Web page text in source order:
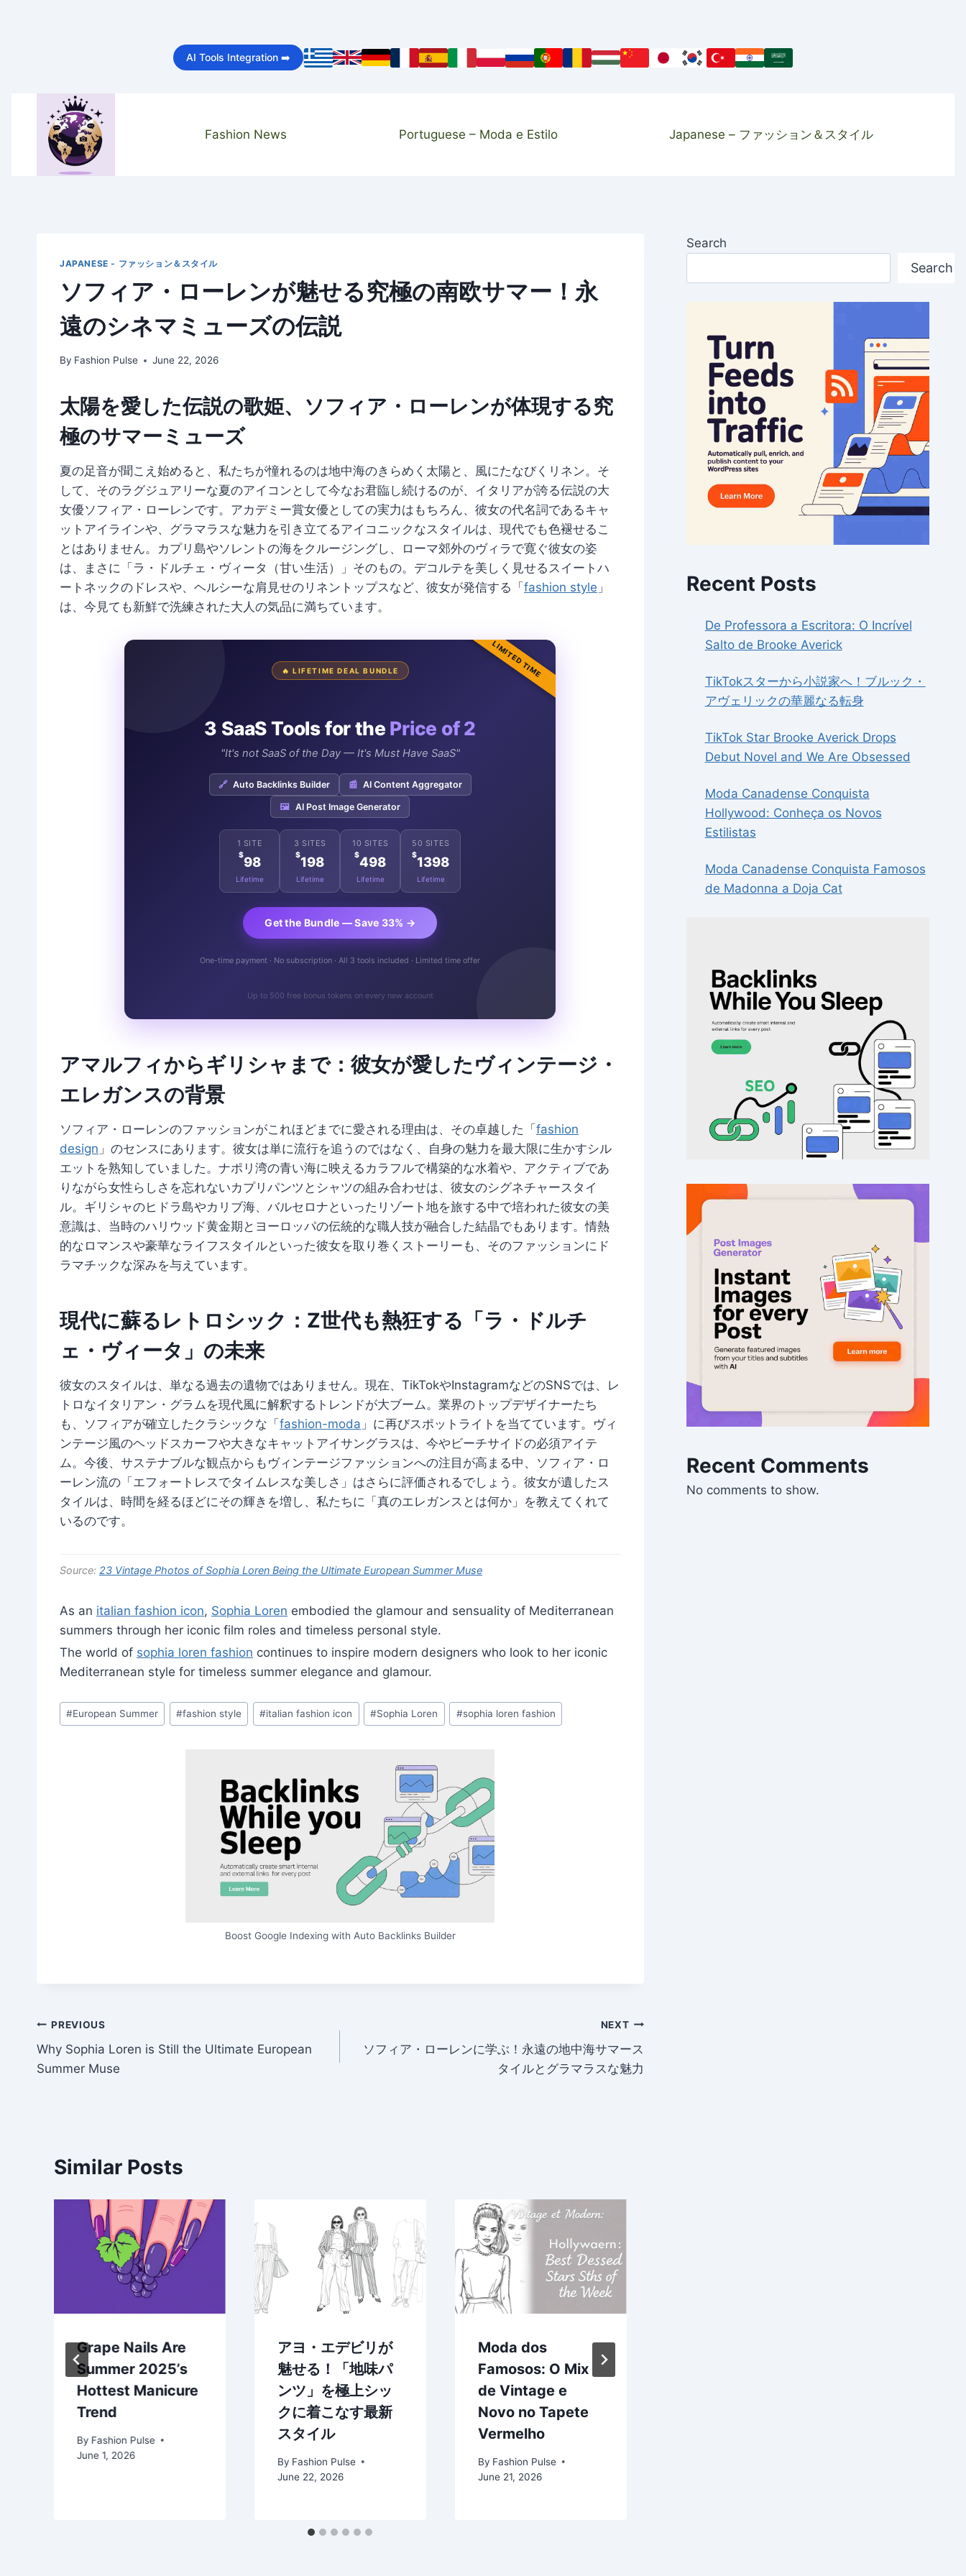
AI Tools Integration ➡️
Fashion News Portuguese – Moda e Estilo Japanese – ファッション＆スタイル
JAPANESE - ファッション＆スタイル
ソフィア・ローレンが魅せる究極の南欧サマー！永
遠のシネマミューズの伝説
By Fashion Pulse June 22, 2026
太陽を愛した伝説の歌姫、ソフィア・ローレンが体現する究
極のサマーミューズ
夏の足音が聞こえ始めると、私たちが憧れるのは地中海のきらめく太陽と、風にたなびくリネン。そ
して、そのラグジュアリーな夏のアイコンとして今なお君臨し続けるのが、イタリアが誇る伝説の大
女優ソフィア・ローレンです。アカデミー賞女優としての実力はもちろん、彼女の代名詞であるキャ
ットアイラインや、グラマラスな魅力を引き立てるアイコニックなスタイルは、現代でも色褪せるこ
とはありません。カプリ島やソレントの海をクルージングし、ローマ郊外のヴィラで寛ぐ彼女の姿
は、まさに「ラ・ドルチェ・ヴィータ（甘い生活）」そのもの。デコルテを美しく見せるスイートハ
ートネックのドレスや、ヘルシーな肩見せのリネントップスなど、彼女が発信する「 fashion style 」
は、今見ても新鮮で洗練された大人の気品に満ちています。
LIMITED TIME
🔥 LIFETIME DEAL BUNDLE
3 SaaS Tools for the Price of 2
"It's not SaaS of the Day — It's Must Have SaaS"
🔗 Auto Backlinks Builder 📰 AI Content Aggregator
🖼️ AI Post Image Generator
1 SITE
$98
Lifetime
3 SITES
$198
Lifetime
10 SITES
$498
Lifetime
50 SITES
$1398
Lifetime
Get the Bundle — Save 33% →
One-time payment · No subscription · All 3 tools included · Limited time offer
Up to 500 free bonus tokens on every new account
アマルフィからギリシャまで：彼女が愛したヴィンテージ・
エレガンスの背景
ソフィア・ローレンのファッションがこれほどまでに愛される理由は、その卓越した「fashion
design 」のセンスにあります。彼女は単に流行を追うのではなく、自身の魅力を最大限に生かすシル
エットを熟知していました。ナポリ湾の青い海に映えるカラフルで構築的な水着や、アクティブであ
りながら女性らしさを忘れないカプリパンツとシャツの組み合わせは、彼女のシグネチャースタイ
ル。ギリシャのヒドラ島やカリブ海、バルセロナといったリゾート地を旅する中で培われた彼女の美
意識は、当時のハリウッド黄金期とヨーロッパの伝統的な職人技が融合した結晶でもあります。情熱
的なロマンスや豪華なライフスタイルといった彼女を取り巻くストーリーも、そのファッションにド
ラマチックな深みを与えています。
現代に蘇るレトロシック：Z世代も熱狂する「ラ・ドルチ
ェ・ヴィータ」の未来
彼女のスタイルは、単なる過去の遺物ではありません。現在、TikTokやInstagramなどのSNSでは、レ
トロなイタリアン・グラムを現代風に解釈するトレンドが大ブーム。業界のトップデザイナーたち
も、ソフィアが確立したクラシックな「fashion-moda 」に再びスポットライトを当てています。ヴィ
ンテージ風のヘッドスカーフや大きなキャットアイサングラスは、今やビーチサイドの必須アイテ
ム。今後、サステナブルな観点からもヴィンテージファッションへの注目が高まる中、ソフィア・ロ
ーレン流の「エフォートレスでタイムレスな美しさ」はさらに評価されるでしょう。彼女が遺したス
タイルは、時間を経るほどにその輝きを増し、私たちに「真のエレガンスとは何か」を教えてくれて
いるのです。
Source: 23 Vintage Photos of Sophia Loren Being the Ultimate European Summer Muse
As an italian fashion icon, Sophia Loren embodied the glamour and sensuality of Mediterranean
summers through her iconic film roles and timeless personal style.
The world of sophia loren fashion continues to inspire modern designers who look to her iconic
Mediterranean style for timeless summer elegance and glamour.
Post
Tags:
#European Summer #fashion style #italian fashion icon #Sophia Loren #sophia loren fashion
Boost Google Indexing with Auto Backlinks Builder
Post
navigation
PREVIOUS
Why Sophia Loren is Still the Ultimate European
Summer Muse
NEXT
ソフィア・ローレンに学ぶ！永遠の地中海サマース
タイルとグラマラスな魅力
Similar Posts
Grape Nails Are
Summer 2025’s
Hottest Manicure
Trend
By Fashion Pulse
June 1, 2026
アヨ・エデビリが
魅せる！「地味パ
ンツ」を極上シッ
クに着こなす最新
スタイル
By Fashion Pulse
June 22, 2026
Moda dos
Famosos: O Mix
de Vintage e
Novo no Tapete
Vermelho
By Fashion Pulse
June 21, 2026
Search
Search
Recent Posts
De Professora a Escritora: O Incrível
Salto de Brooke Averick
TikTokスターから小説家へ！ブルック・
アヴェリックの華麗なる転身
TikTok Star Brooke Averick Drops
Debut Novel and We Are Obsessed
Moda Canadense Conquista
Hollywood: Conheça os Novos
Estilistas
Moda Canadense Conquista Famosos
de Madonna a Doja Cat
Recent Comments
No comments to show.